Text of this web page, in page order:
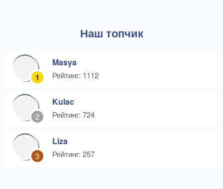
Наш топчик
1
Masya
Рейтинг: 1112
2
Kulac
Рейтинг: 724
3
Liza
Рейтинг: 257